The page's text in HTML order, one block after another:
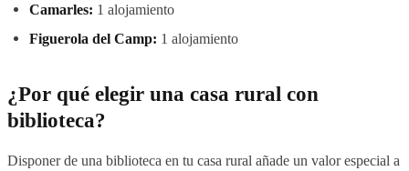
Camarles: 1 alojamiento
Figuerola del Camp: 1 alojamiento
¿Por qué elegir una casa rural con
biblioteca?
Disponer de una biblioteca en tu casa rural añade un valor especial a